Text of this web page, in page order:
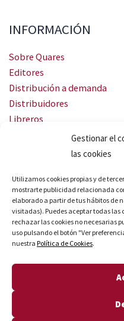
Gestionar el
las cookies
Utilizamos cookies propias y de
mostrarte publicidad relacionada
elaborado a partir de tus hábitos de
visitadas). Puedes aceptar todas las
rechazar las cookies no necesarias
uso pulsando el botón "Ver
nuestra Política de Cookies.
INFORMACIÓN
Sobre Quares
Editores
Distribución a demanda
Distribuidores
Libreros
Servicio Landingweb
Crea tu audiobook